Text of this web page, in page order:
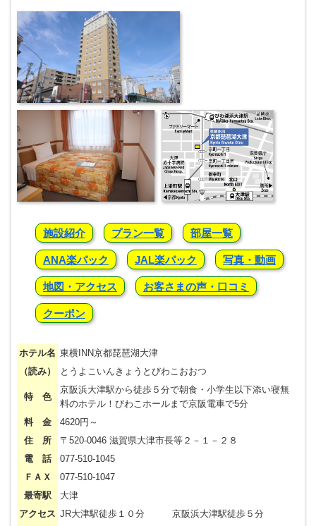
施設紹介 プラン一覧 部屋一覧
ANA楽パック JAL楽パック 写真・動画
地図・アクセス お客さまの声・口コミ
クーポン
ホテル名 東横INN京都琵琶湖大津
（読み）
とうよこいんきょうとびわこおおつ
特 色
京阪浜大津駅から徒歩５分で朝食・小学生以下添い寝無
料のホテル！びわこホールまで京阪電車で5分
料 金
4620円～
住 所
〒520-0046 滋賀県大津市長等２－１－２８
電 話
077-510-1045
ＦＡＸ
077-510-1047
最寄駅
大津
アクセス JR大津駅徒歩１０分 京阪浜大津駅徒歩５分